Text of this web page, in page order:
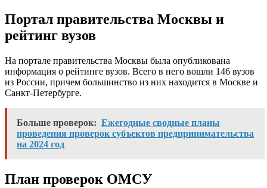
Портал правительства Москвы и
рейтинг вузов
На портале правительства Москвы была опубликована
информация о рейтинге вузов. Всего в него вошли 146 вузов
из России, причем большинство из них находится в Москве и
Санкт-Петербурге.
Больше проверок: Ежегодные сводные планы
проведения проверок субъектов предпринимательства
на 2024 год
План проверок ОМСУ